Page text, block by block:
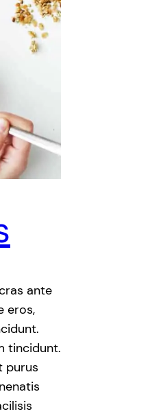
ante
eros,
tincidunt.
purus